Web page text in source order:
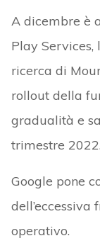
A dicembre è
Play Services,
ricerca di
rollout della
gradualità e
trimestre 2022.
Google pone
operativo.